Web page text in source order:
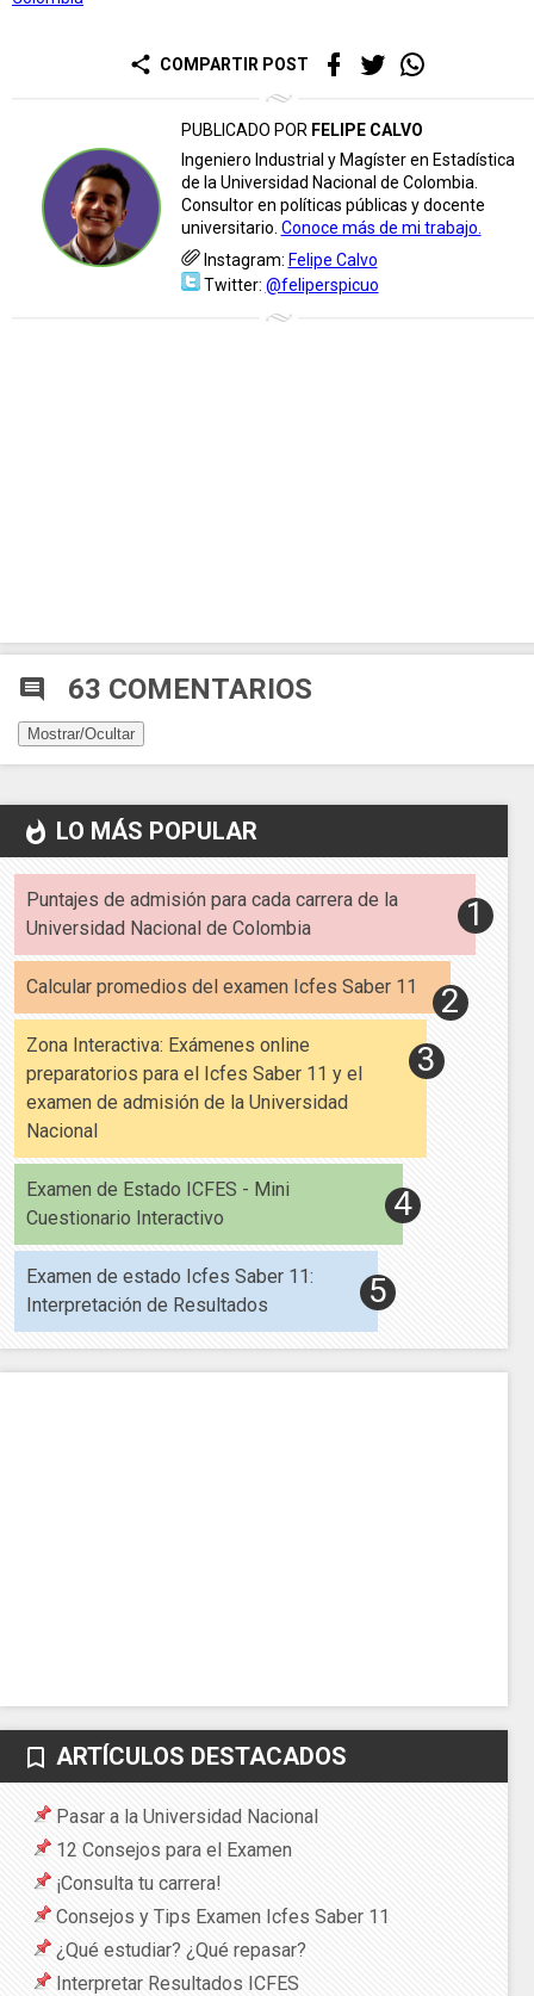
share COMPARTIR POST
PUBLICADO POR FELIPE CALVO
Ingeniero Industrial y Magíster en Estadística
de la Universidad Nacional de Colombia.
Consultor en políticas públicas y docente
universitario. Conoce más de mi trabajo.
Instagram: Felipe Calvo
Twitter: @feliperspicuo
comment 63 COMENTARIOS
Mostrar/Ocultar
whatshot LO MÁS POPULAR
Puntajes de admisión para cada carrera de la
Universidad Nacional de Colombia
Calcular promedios del examen Icfes Saber 11
Zona Interactiva: Exámenes online
preparatorios para el Icfes Saber 11 y el
examen de admisión de la Universidad
Nacional
Examen de Estado ICFES - Mini
Cuestionario Interactivo
Examen de estado Icfes Saber 11:
Interpretación de Resultados
bookmark_border ARTÍCULOS DESTACADOS
Pasar a la Universidad Nacional
12 Consejos para el Examen
¡Consulta tu carrera!
Consejos y Tips Examen Icfes Saber 11
¿Qué estudiar? ¿Qué repasar?
Interpretar Resultados ICFES